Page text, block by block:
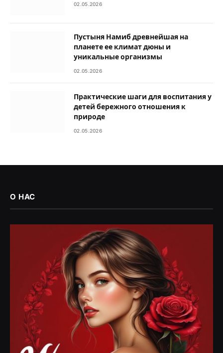
02.05.2026
Пустыня Намиб древнейшая на
планете ее климат дюны и
уникальные организмы
02.05.2026
Практические шаги для воспитания у
детей бережного отношения к
природе
02.05.2026
О НАС